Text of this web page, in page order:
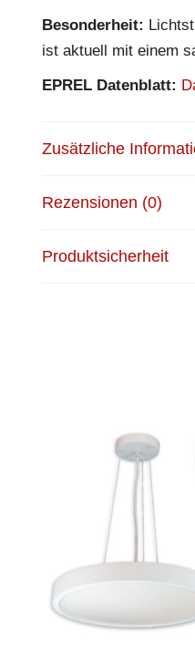
Besonderheit:
ist aktuell mit einem
EPREL Datenblatt:
Zusätzliche
Rezensionen (0)
Produktsicherheit